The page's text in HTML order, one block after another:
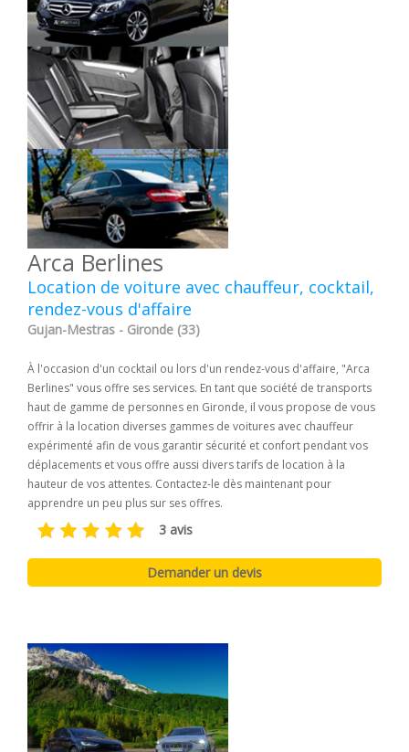
Arca Berlines
Location de voiture avec chauffeur, cocktail,
rendez-vous d'affaire
Gujan-Mestras - Gironde (33)
À l'occasion d'un cocktail ou lors d'un rendez-vous d'affaire, "Arca
Berlines" vous offre ses services. En tant que société de transports
haut de gamme de personnes en Gironde, il vous propose de vous
offrir à la location diverses gammes de voitures avec chauffeur
expérimenté afin de vous garantir sécurité et confort pendant vos
déplacements et vous offre aussi divers tarifs de location à la
hauteur de vos attentes. Contactez-le dès maintenant pour
apprendre un peu plus sur ses offres.
3 avis